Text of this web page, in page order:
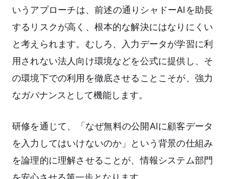
いうアプローチは、前述の通りシャドーAIを助長
するリスクが高く、根本的な解決にはなりにくい
と考えられます。むしろ、入力データが学習に利
用されない法人向け環境などを公式に提供し、そ
の環境下での利用を徹底させることこそが、強力
なガバナンスとして機能します。
研修を通じて、「なぜ無料の公開AIに顧客データ
を入力してはいけないのか」という背景の仕組み
を論理的に理解させることが、情報システム部門